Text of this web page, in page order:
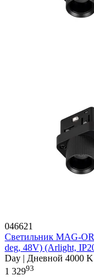
046621
Светильник MAG-
deg, 48V) (Arlight,
Day | Дневной 4000 K
1 32993